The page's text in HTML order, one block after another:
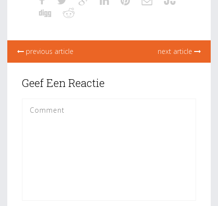
previous article next article
Geef Een Reactie